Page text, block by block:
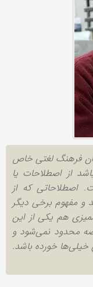
فرهنگ لغتی خاص
از اصطلاحات یا
اصطلاحاتی که از
و مفهوم برخی دیگر
هم یکی از این
محدود نمی‌شود و
خورده باشد.